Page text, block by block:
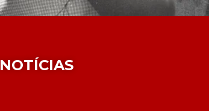
NOTÍCIAS